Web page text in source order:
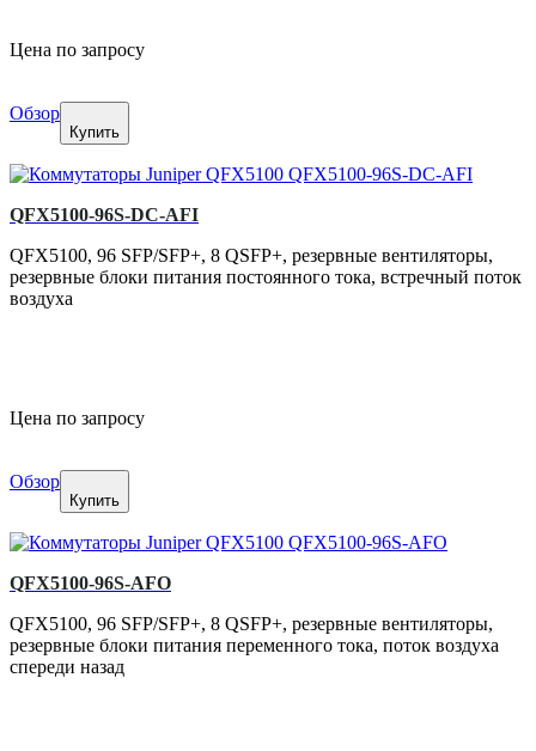
Цена по запросу
Обзор
Купить
QFX5100-96S-DC-AFI
QFX5100, 96 SFP/SFP+, 8 QSFP+, резервные вентиляторы,
резервные блоки питания постоянного тока, встречный поток
воздуха
Цена по запросу
Обзор
Купить
QFX5100-96S-AFO
QFX5100, 96 SFP/SFP+, 8 QSFP+, резервные вентиляторы,
резервные блоки питания переменного тока, поток воздуха
спереди назад